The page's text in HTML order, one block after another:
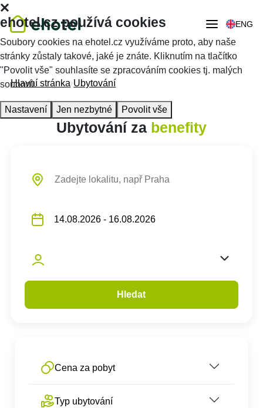
ENG
Hlavní stránka Ubytování
Ubytování za benefity
Hledat
Cena za pobyt
Typ ubytování
ehotel.cz používá cookies
Soubory cookies na ehotel.cz využíváme proto, aby naše
stránky zůstaly takové, jaké je znáte. Kliknutím na tlačítko
"Povolit vše" souhlasíte se zpracováním cookies tj. malých
souborů.
Nastavení Jen nezbytné Povolit vše